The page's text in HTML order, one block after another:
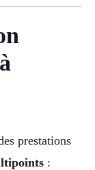
prestations
: